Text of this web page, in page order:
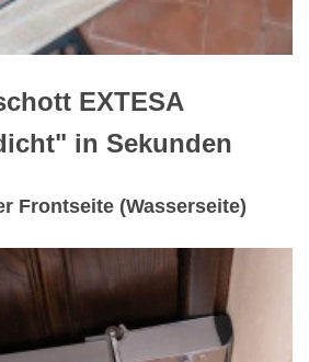
EXTESA
in Sekunden
Frontseite (Wasserseite)